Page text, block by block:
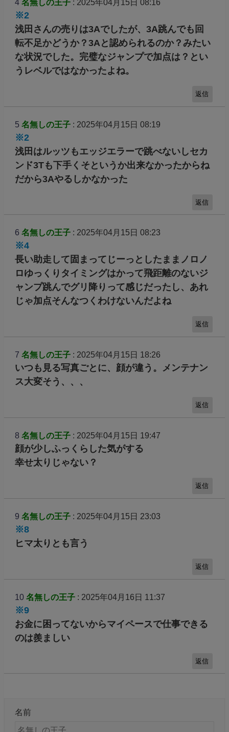
4 名無しの王子: 2025年04月15日 08:16
※2
浅田さんの売りは3Aでしたが、3A跳んでも回
転不足かどうか？3Aと認められるのか？みたい
な状況でした。完璧なジャンプで加点は？とい
うレベルではなかったよね。
返信
5 名無しの王子: 2025年04月15日 08:19
※2
浅田はルッツもエッジエラーで跳べないしセカ
ンド3Tも下手くそというか出来なかったからね
だから3Aやるしかなかった
返信
6 名無しの王子: 2025年04月15日 08:23
※4
長い助走して固まってじーっとしたままノロノ
ロゆっくりタイミングはかって飛距離のないジ
ャンプ跳んでグリ降りって感じだったし、あれ
じゃ加点そんなつくわけないんだよね
返信
7 名無しの王子: 2025年04月15日 18:26
いつも見る写真ごとに、顔が違う。メンテナン
ス大変そう、、、
返信
8 名無しの王子: 2025年04月15日 19:47
顔が少しふっくらした気がする
幸せ太りじゃない？
返信
9 名無しの王子: 2025年04月15日 23:03
※8
ヒマ太りとも言う
返信
10 名無しの王子: 2025年04月16日 11:37
※9
お金に困ってないからマイペースで仕事できる
のは羨ましい
返信
名前